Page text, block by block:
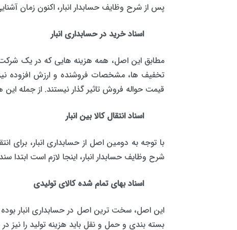
پس از شرح وظایف حسابدار انبار، اکنون زمان
اسناد خرید در حسابداری انبار
مطابق این اصل، همه هزینه هایی که در یک
تخفیف ها، مشخصات فروشنده و ارزش افزوده
قیمت حواله فروش تاثیر گذار نیستند. از جمله
اسناد انتقال کالا بین انبار
با توجه به دومین اصل از حسابداری انبار، برای
شرح وظایف حسابدار انبار، اینجا لازم است ابتدا
اسناد بهای تمام شده کالای تولیدی
این اصل، سخت ترین اصل در حسابداری انبار
بسته بندی و حمل و نقل باید هزینه تولید را نیز